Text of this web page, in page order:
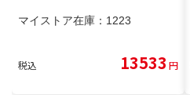
マイストア在庫： 1223
税込 13533 円